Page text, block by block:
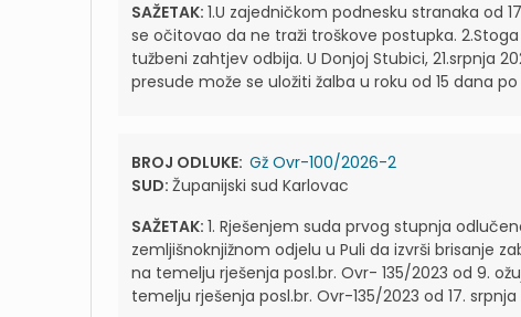
SAŽETAK: 1.U zajedničkom podnesku stranaka od
se očitovao da ne traži troškove postupka.
tužbeni zahtjev odbija. U Donjoj Stubici, 21.srpnja
presude može se uložiti žalba u roku od 15 dana po
BROJ ODLUKE: Gž Ovr-100/2026-2
SUD: Županijski sud Karlovac
SAŽETAK: 1. Rješenjem suda prvog stupnja
zemljišnoknjižnom odjelu u Puli da izvrši brisanje
na temelju rješenja posl.br. Ovr- 135/2023 od 9.
temelju rješenja posl.br. Ovr-135/2023 od 17.